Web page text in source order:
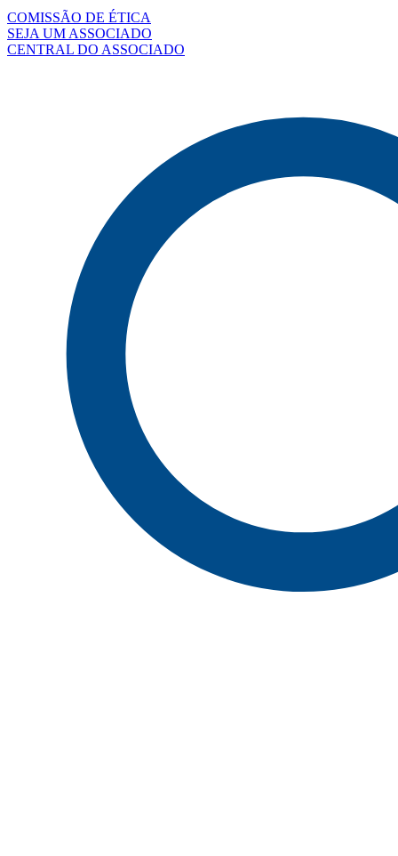
COMISSÃO DE ÉTICA
SEJA UM ASSOCIADO
CENTRAL DO ASSOCIADO